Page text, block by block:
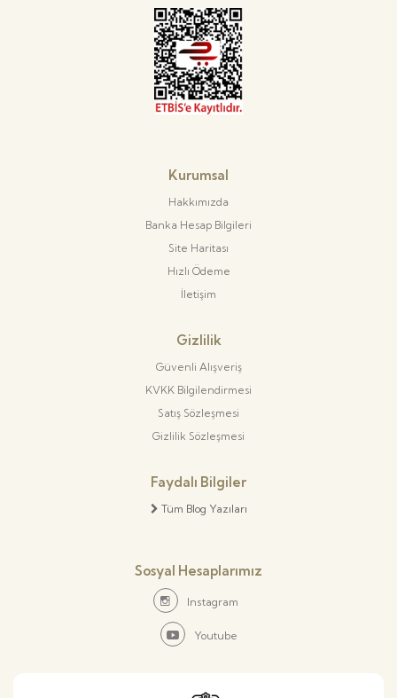
Kurumsal
Hakkımızda
Banka Hesap Bilgileri
Site Haritası
Hızlı Ödeme
İletişim
Gizlilik
Güvenli Alışveriş
KVKK Bilgilendirmesi
Satış Sözleşmesi
Gizlilik Sözleşmesi
Faydalı Bilgiler
Tüm Blog Yazıları
Sosyal Hesaplarımız
Instagram
Youtube